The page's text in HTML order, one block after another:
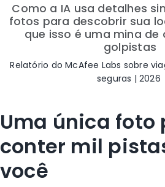
Como a IA usa detalhes
fotos para descobrir sua
que isso é uma mina de
golpistas
Relatório doMcAfee Labs sobre
seguras | 2026
Uma única foto
conter mil
você